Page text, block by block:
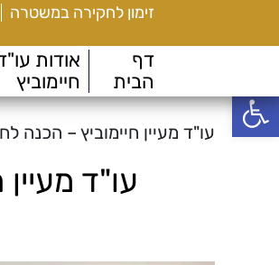
פתח סרגל נגישות
זימון לחקירה במשטרה
דף
הבית
אודות
חיימוביץ
עו"ד מעיין חיימוביץ – הכנה
עו"ד